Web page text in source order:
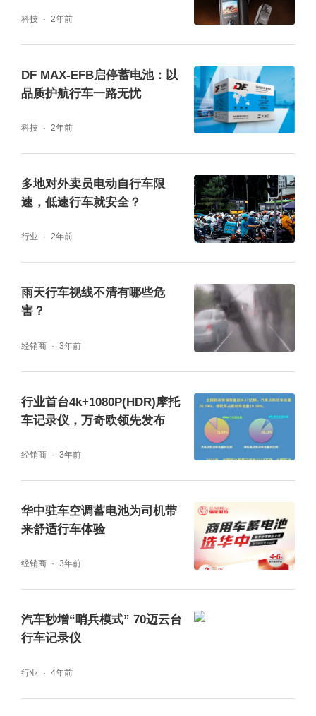
监控好像不是很灵敏。
答：kingslim的行车记录仪的停车监控是非常
坑之类的晃动也会记录下来，但是这也是为了
能够灵敏记录停车时候遇到的意外情况，使用
比较灵敏的传感器。停车监控的视频是不会被
问：后摄影像头到底有没有必要装?
答：Kingslim有配后摄像头，但是很多人觉得
免碰瓷的情况，装一个还是无伤大雅的。
基本可以覆盖4条车道，避免有车跨多车道冲
过来，没有记录到。大部分都是150度的广
角，可能最大只覆盖了三个车道。以下是实拍
科技 2年前
DF MAX-EFB启停蓄电池：以
品质护航行车一路无忧
科技 2年前
多地对外卖员电动自行车限
速，低速行车就安全？
行业 2年前
雨天行车视线不清有哪些危
害？
经销商 3年前
行业首台4k+1080P(HDR)摩托
车记录仪，万奇欧领先发布
经销商 3年前
华中驻车空调蓄电池为司机带
来舒适行车体验
经销商 3年前
汽车秒增“哨兵模式” 70迈云台
行车记录仪
行业 4年前